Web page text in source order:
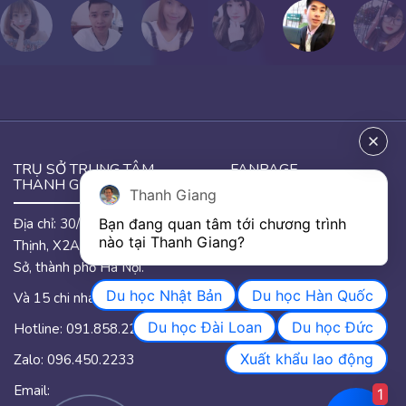
TRỤ SỞ TRUNG TÂM
THANH GIANG
Địa chỉ: 30/46 đường Hưng
Thịnh, X2A, phường Yên
Sở, thành phố Hà Nội.
Và 15 chi nhánh trên quốc.
Hotline: 091.858.2233
Zalo: 096.450.2233
Email:
FANPAGE
GOOGLE MAP
Thanh Giang
Bạn đang quan tâm tới chương trình
nào tại Thanh Giang?
Du học Nhật Bản
Du học Hàn Quốc
Du học Đài Loan
Du học Đức
Xuất khẩu lao động
1